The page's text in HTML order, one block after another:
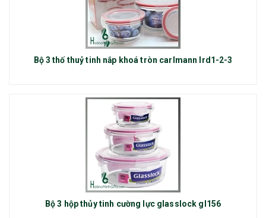
Bộ 3 thố thuỷ tinh nắp khoá tròn carlmann lrd1-2-3
Bộ 3 hộp thủy tinh cường lực glasslock gl156